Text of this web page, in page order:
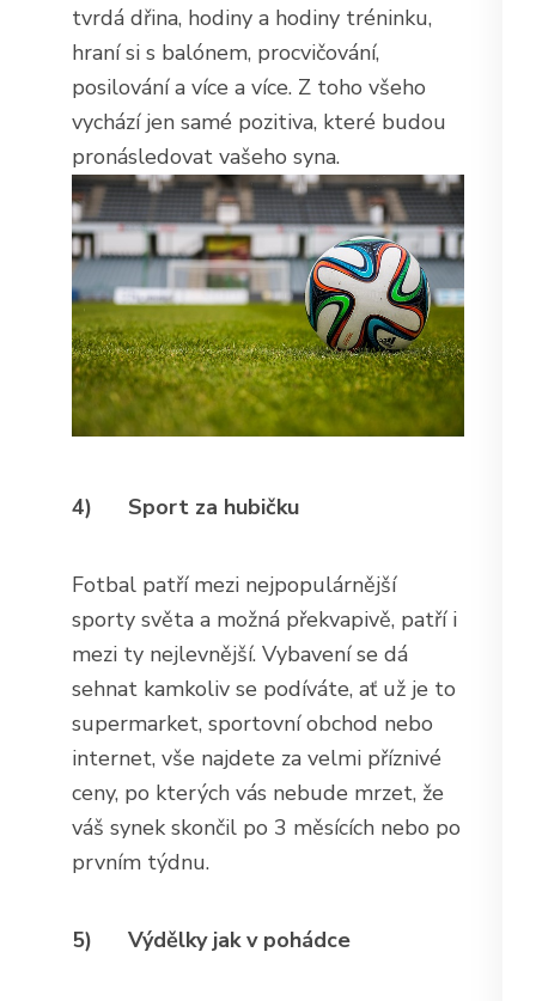
tvrdá dřina, hodiny a hodiny tréninku,
hraní si s balónem, procvičování,
posilování a více a více. Z toho všeho
vychází jen samé pozitiva, které budou
pronásledovat vašeho syna.
4) Sport za hubičku
Fotbal patří mezi nejpopulárnější
sporty světa a možná překvapivě, patří i
mezi ty nejlevnější. Vybavení se dá
sehnat kamkoliv se podíváte, ať už je to
supermarket, sportovní obchod nebo
internet, vše najdete za velmi příznivé
ceny, po kterých vás nebude mrzet, že
váš synek skončil po 3 měsících nebo po
prvním týdnu.
5) Výdělky jak v pohádce